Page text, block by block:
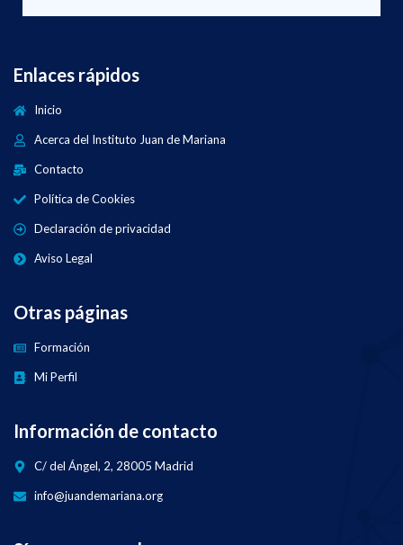
Enlaces rápidos
Inicio
Acerca del Instituto Juan de Mariana
Contacto
Política de Cookies
Declaración de privacidad
Aviso Legal
Otras páginas
Formación
Mi Perfil
Información de contacto
C/ del Ángel, 2, 28005 Madrid
info@juandemariana.org